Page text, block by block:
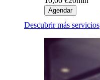
Agendar
Descubrir más servicios